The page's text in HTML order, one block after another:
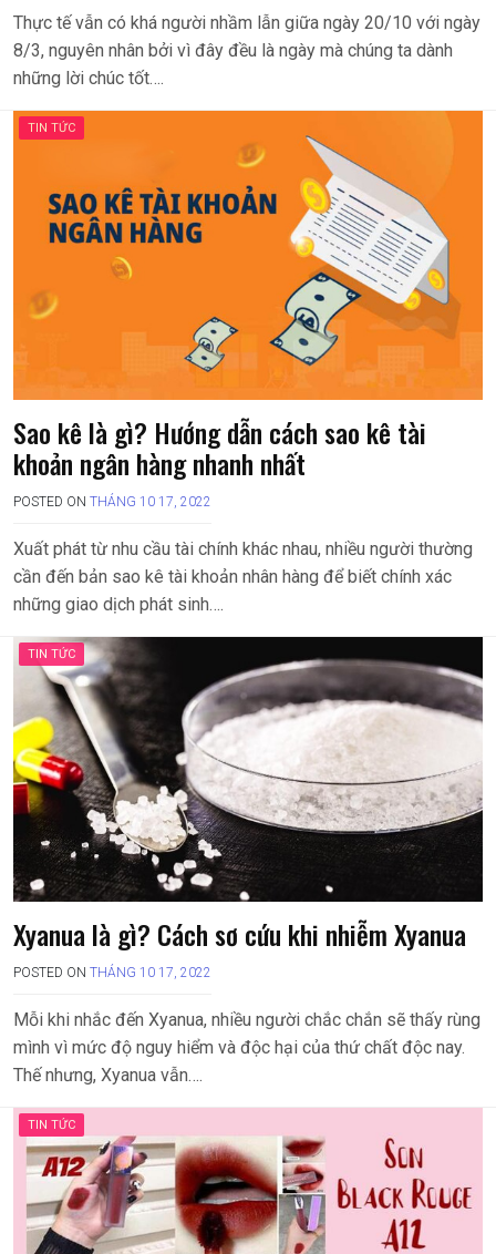
Thực tế vẫn có khá người nhầm lẫn giữa ngày 20/10 với ngày
8/3, nguyên nhân bởi vì đây đều là ngày mà chúng ta dành
những lời chúc tốt….
TIN TỨC
Sao kê là gì? Hướng dẫn cách sao kê tài
khoản ngân hàng nhanh nhất
POSTED ON THÁNG 10 17, 2022
Xuất phát từ nhu cầu tài chính khác nhau, nhiều người thường
cần đến bản sao kê tài khoản nhân hàng để biết chính xác
những giao dịch phát sinh….
TIN TỨC
Xyanua là gì? Cách sơ cứu khi nhiễm Xyanua
POSTED ON THÁNG 10 17, 2022
Mỗi khi nhắc đến Xyanua, nhiều người chắc chắn sẽ thấy rùng
mình vì mức độ nguy hiểm và độc hại của thứ chất độc nay.
Thế nhưng, Xyanua vẫn….
TIN TỨC